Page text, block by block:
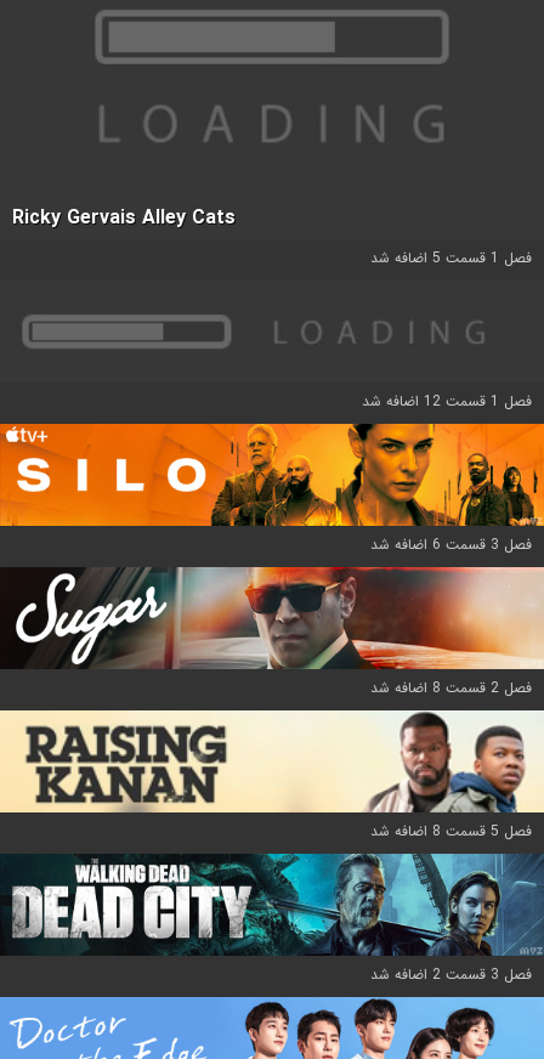
Ricky Gervais Alley Cats
فصل 1 قسمت 5 اضافه شد
فصل 1 قسمت 12 اضافه شد
فصل 3 قسمت 6 اضافه شد
فصل 2 قسمت 8 اضافه شد
فصل 5 قسمت 8 اضافه شد
فصل 3 قسمت 2 اضافه شد